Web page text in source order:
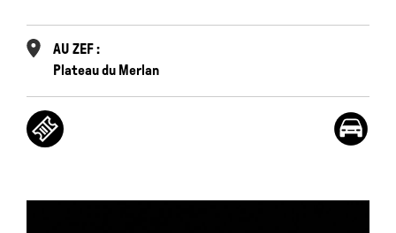
AU ZEF :
Plateau du Merlan